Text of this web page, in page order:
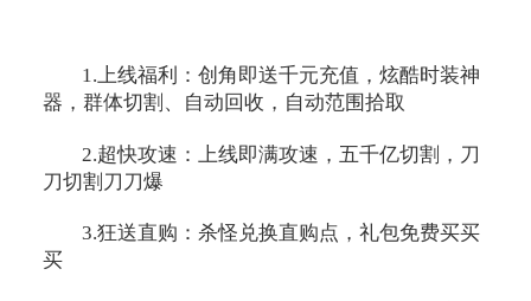
1.上线福利：创角即送千元充值，炫酷时装神
器，群体切割、自动回收，自动范围拾取
2.超快攻速：上线即满攻速，五千亿切割，刀
刀切割刀刀爆
3.狂送直购：杀怪兑换直购点，礼包免费买买
买